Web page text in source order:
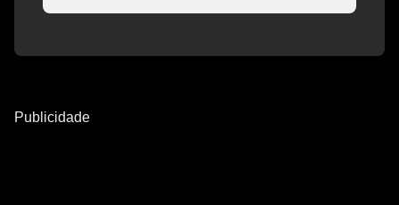
Publicidade